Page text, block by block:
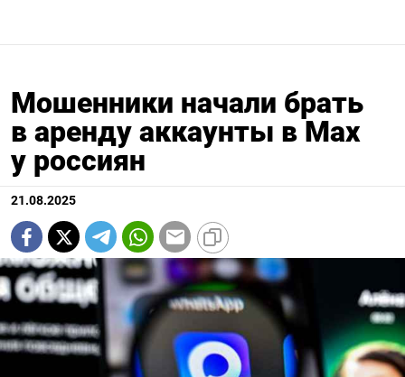
Мошенники начали брать
в аренду аккаунты в Мах
у россиян
21.08.2025